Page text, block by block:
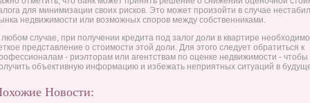
для минимизации своих рисков. Это может произойти в случае
недвижимости или возможных споров между собственниками.
любом случае, при получении кредита под залог доли в квартире
представление о стоимости этой доли. Для этого следует обратиться к
- риэлторам или агентствам по оценке недвижимости - чтобы
объективную информацию и избежать неприятных ситуаций в
Новости: